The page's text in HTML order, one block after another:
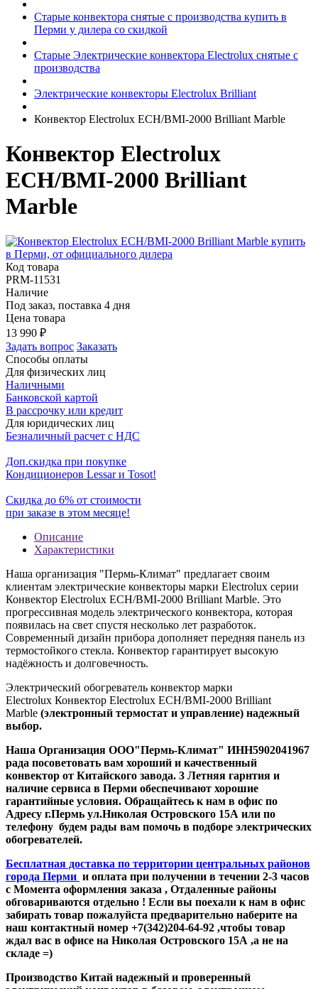
Старые конвектора снятые с производства купить в
Перми у дилера со скидкой
Старые Электрические конвектора Electrolux снятые с
производства
Электрические конвекторы Electrolux Brilliant
Конвектор Electrolux ECH/BMI-2000 Brilliant Marble
Конвектор Electrolux
ECH/BMI-2000 Brilliant
Marble
Код товара
PRM-11531
Наличие
Под заказ, поставка 4 дня
Цена товара
13 990 ₽
Задать вопрос Заказать
Способы оплаты
Для физических лиц
Наличными
Банковской картой
В рассрочку или кредит
Для юридических лиц
Безналичный расчет с НДС
Доп.скидка при покупке
Кондиционеров Lessar и Tosot!
Скидка до 6% от стоимости
при заказе в этом месяце!
Описание
Характеристики
Наша организация "Пермь-Климат" предлагает своим
клиентам электрические конвекторы марки Electrolux серии
Конвектор Electrolux ECH/BMI-2000 Brilliant Marble. Это
прогрессивная модель электрического конвектора, которая
появилась на свет спустя несколько лет разработок.
Современный дизайн прибора дополняет передняя панель из
термостойкого стекла. Конвектор гарантирует высокую
надёжность и долговечность.
Электрический обогреватель конвектор марки
Electrolux Конвектор Electrolux ECH/BMI-2000 Brilliant
Marble (электронный термостат и управление) надежный
выбор.
Наша Организация ООО"Пермь-Климат" ИНН5902041967
рада посоветовать вам хороший и качественный
конвектор от Китайского завода. 3 Летняя гарнтия и
наличие сервиса в Перми обеспечивают хорошие
гарантийные условия. Обращайтесь к нам в офис по
Адресу г.Пермь ул.Николая Островского 15А или по
телефону будем рады вам помочь в подборе электрических
обогревателей.
Бесплатная доставка по территории центральных районов
города Перми и оплата при получении в течении 2-3 часов
с Момента оформления заказа , Отдаленные районы
обговариваются отдельно ! Если вы поехали к нам в офис
забирать товар пожалуйста предварительно наберите на
наш контактный номер +7(342)204-64-92 ,чтобы товар
ждал вас в офисе на Николая Островского 15А ,а не на
складе =)
Производство Китай надежный и проверенный